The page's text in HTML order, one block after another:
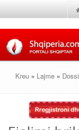
Kreu » Lajme »